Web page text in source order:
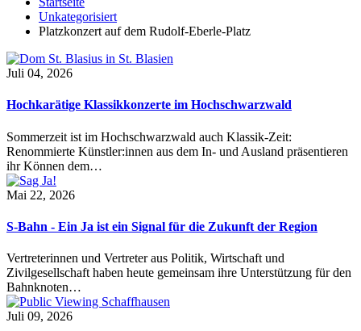
Unkategorisiert
Platzkonzert auf dem Rudolf-Eberle-Platz
Juli 04, 2026
Hochkarätige Klassikkonzerte im Hochschwarzwald
Sommerzeit ist im Hochschwarzwald auch Klassik-Zeit:
Renommierte Künstler:innen aus dem In- und Ausland präsentieren
ihr Können dem…
Mai 22, 2026
S-Bahn - Ein Ja ist ein Signal für die Zukunft der Region
Vertreterinnen und Vertreter aus Politik, Wirtschaft und
Zivilgesellschaft haben heute gemeinsam ihre Unterstützung für den
Bahnknoten…
Juli 09, 2026